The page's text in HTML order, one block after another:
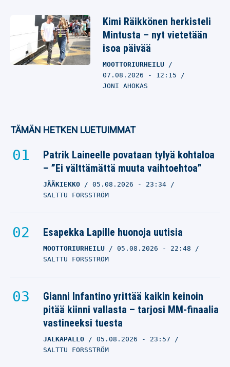
Kimi Räikkönen herkisteli
Mintusta – nyt vietetään
isoa päivää
MOOTTORIURHEILU
07.08.2026 - 12:15
JONI AHOKAS
TÄMÄN HETKEN LUETUIMMAT
Patrik Laineelle povataan tylyä kohtaloa
– ”Ei välttämättä muuta vaihtoehtoa”
JÄÄKIEKKO 05.08.2026 - 23:34
SALTTU FORSSTRÖM
Esapekka Lapille huonoja uutisia
MOOTTORIURHEILU 05.08.2026 - 22:48
SALTTU FORSSTRÖM
Gianni Infantino yrittää kaikin keinoin
pitää kiinni vallasta – tarjosi MM-finaalia
vastineeksi tuesta
JALKAPALLO 05.08.2026 - 23:57
SALTTU FORSSTRÖM